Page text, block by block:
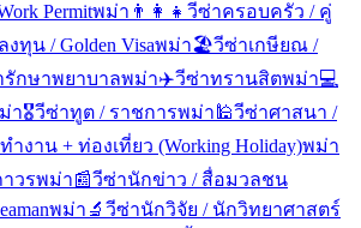
Permitพม่า 👨‍👩‍👧 วีซ่าครอบครัว / คู่
ทุน / Golden Visaพม่า🏖️วีซ่าเกษียณ /
รักษาพยาบาลพม่า✈️วีซ่าทรานสิตพม่า💻
า🎖️วีซ่าทูต / ราชการพม่า 🕌วีซ่าศาสนา /
ำงาน + ท่องเที่ยว (Working Holiday)พม่า
วรพม่า📰วีซ่านักข่าว / สื่อมวลชน
พม่า 🔬 วีซ่านักวิจัย / นักวิทยาศาสตร์